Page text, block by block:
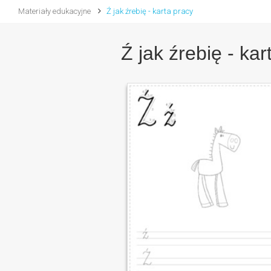
Materiały edukacyjne Ź jak źrebię - karta pracy
Ź jak źrebię -